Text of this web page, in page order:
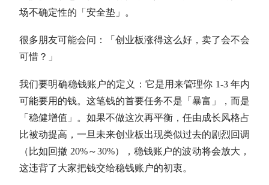
场不确定性的「安全垫」。
很多朋友可能会问：「创业板涨得这么好，卖了会不会
可惜？」
我们要明确稳钱账户的定义：它是用来管理你 1-3 年内
可能要用的钱。这笔钱的首要任务不是「暴富」，而是
「稳健增值」。如果不做这次再平衡 ，任由成长风格占
比被动提高，一旦未来创业板出现类似过去的剧烈回调
（比如回撤 20%～30%），稳钱账户的波动将会放大，
这违背了大家把钱交给稳钱账户的初衷。